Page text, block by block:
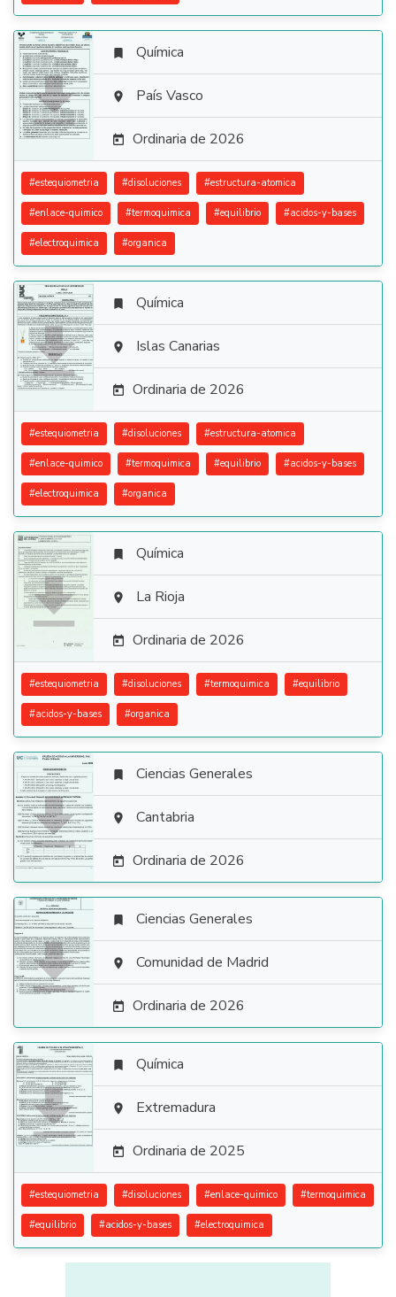

 Química
 País Vasco
 Ordinaria de 2026
#estequiometria #disoluciones #estructura-atomica
#enlace-quimico #termoquimica #equilibrio #acidos-y-bases
#electroquimica #organica

 Química
 Islas Canarias
 Ordinaria de 2026
#estequiometria #disoluciones #estructura-atomica
#enlace-quimico #termoquimica #equilibrio #acidos-y-bases
#electroquimica #organica

 Química
 La Rioja
 Ordinaria de 2026
#estequiometria #disoluciones #termoquimica #equilibrio
#acidos-y-bases #organica

 Ciencias Generales
 Cantabria
 Ordinaria de 2026

 Ciencias Generales
 Comunidad de Madrid
 Ordinaria de 2026

 Química
 Extremadura
 Ordinaria de 2025
#estequiometria #disoluciones #enlace-quimico #termoquimica
#equilibrio #acidos-y-bases #electroquimica